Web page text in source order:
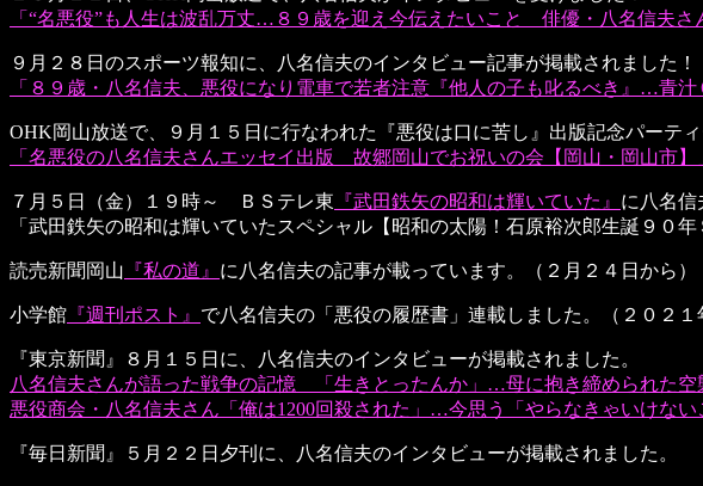
「“名悪役”も人生は波乱万丈…８９歳を迎え今伝えたいこと 俳優・八名信夫さ
９月２８日のスポーツ報知に、八名信夫のインタビュー記事が掲載されました
「８９歳・八名信夫、悪役になり電車で若者注意『他人の子も叱るべき』…青汁
OHK岡山放送で、９月１５日に行なわれた『悪役は口に苦し』出版記念パーテ
「名悪役の八名信夫さんエッセイ出版 故郷岡山でお祝いの会【岡山・岡山市】
７月５日（金）１９時～ ＢＳテレ東 『武田鉄矢の昭和は輝いていた』 に八名信
「武田鉄矢の昭和は輝いていたスペシャル【昭和の太陽！石原裕次郎生誕９０年
読売新聞岡山 『私の道』 に八名信夫の記事が載っています。（２月２４日から
小学館 『週刊ポスト』 で八名信夫の「悪役の履歴書」連載しました。（２０２
『東京新聞』８月１５日に、八名信夫のインタビューが掲載されました。
八名信夫さんが語った戦争の記憶 「生きとったんか」…母に抱き締められた空
悪役商会・八名信夫さん「俺は1200回殺された」…今思う「やらなきゃいけない
『毎日新聞』５月２２日夕刊に、八名信夫のインタビューが掲載されました。